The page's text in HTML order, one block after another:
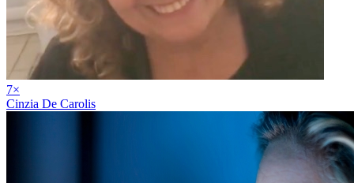
7×
Cinzia De Carolis